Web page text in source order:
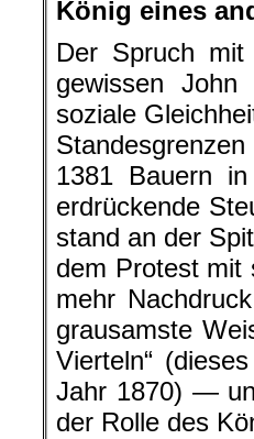
König eines
Der Spruch
gewissen
soziale
Standesgrenzen
1381 Bauern
erdrückende
stand an der
dem Protest mit
mehr
grausamste
Vierteln“
Jahr 1870) —
der Rolle des